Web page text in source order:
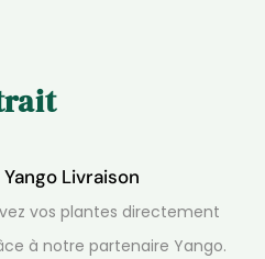
Livraison
vos plantes directement
à notre partenaire Yango.